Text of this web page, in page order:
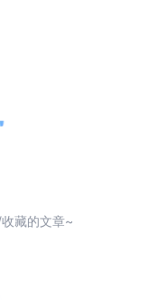
藏的文章~